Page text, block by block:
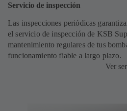
Servicio de inspección
Las inspecciones periódicas
el servicio de inspección de KSB
mantenimiento regulares de tus
funcionamiento fiable a largo plazo.
Ver